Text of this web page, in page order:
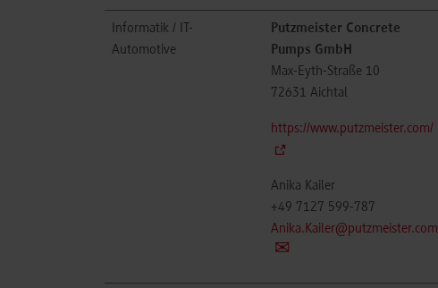
Informatik / IT-
Automotive
Putzmeister Concrete
Pumps GmbH
Max-Eyth-Straße 10
72631 Aichtal
https://www.putzmeister.com/
Anika Kailer
+49 7127 599-787
Anika.Kailer@putzmeister.com